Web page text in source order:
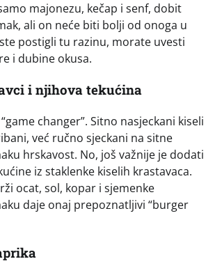
majonezu, kečap i senf, dobit
ali on neće biti bolji od onoga u
postigli tu razinu, morate uvesti
i dubine okusa.
i njihova tekućina
changer”. Sitno nasjeckani kiseli
već ručno sjeckani na sitne
hrskavost. No, još važnije je dodati
iz staklenke kiselih krastavaca.
ocat, sol, kopar i sjemenke
daje onaj prepoznatljivi “burger